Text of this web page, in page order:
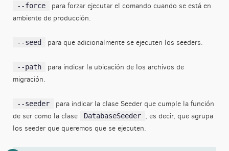
--force
para forzar ejecutar el comando cuando se está en
ambiente de producción.
--seed para que adicionalmente se ejecuten los seeders.
--path
para indicar la ubicación de los archivos de
migración.
--seeder
para indicar la clase Seeder que cumple la función
de ser como la clase
DatabaseSeeder , es decir, que agrupa
los seeder que queremos que se ejecuten.